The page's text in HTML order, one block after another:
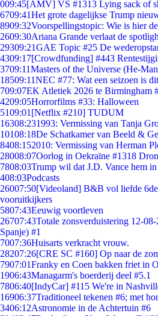
009:45[AMV] VS #1313 Lying sack of
6709:41Het grote dagelijkse Trump
8909:32Voorspellingstopic: Wie is hier
2609:30Ariana Grande verlaat de
29309:21GAE Topic #25 De
4309:17[Crowdfunding] #443
3709:11Masters of the Universe (He-
18509:11NEC #77: Wat een seizoen is
709:07EK Atletiek 2026 te Birmingham
4209:05Horrorfilms #33: Halloween
5109:01 [Netflix #210] TUDUM
16308:231993: Vermissing van Tanja
10108:18De Schatkamer van Beeld &
8408:152010: Vermissing van Herman
28008:07Oorlog in Oekraïne #1318
7808:03Trump wil dat J.D. Vance hem
408:03Podcasts
26007:50[Videoland] B&B vol liefde
vooruitkijkers
5807:43Eeuwig voortleven
26707:43Totale zonsverduistering 12-
Spanje) #1
7007:36Huisarts verkracht vrouw.
28207:26[CRE SC #160] Op naar de
7907:01Franky en Coen bakken friet in
1906:43Managarm's boerderij deel #5.1
7806:40[IndyCar] #115 We're in
16906:37Traditioneel tekenen #6; met
3406:12Astronomie in de Achtertuin #6